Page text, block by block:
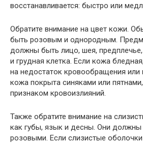
восстанавливается: быстро или
Обратите внимание на цвет кожи.
быть розовым и однородным.
должны быть лицо, шея,
и грудная клетка. Если кожа
на недостаток кровообращения или
кожа покрыта синяками или
признаком кровоизлияний.
Также обратите внимание на
как губы, язык и десны. Они
розовыми. Если слизистые